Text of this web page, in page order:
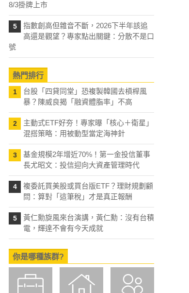
8/3掛牌上市
5
指數創高但雜音不斷，2026下半年該追
高還是觀望？專家點出關鍵：分散不是口
號
熱門排行
1
台股「四貸同堂」恐複製韓國去槓桿風
暴？陳威良揭「融資體脂率」不高
2
主動式ETF好夯！專家曝「核心＋衛星」
混搭策略：用被動型當定海神針
3
基金規模2年增近70%！第一金投信董事
長尤昭文：投信迎向大資產管理時代
4
複委託買美股或買台版ETF？理財規劃顧
問：算對「這筆稅」才是真正報酬
5
黃仁勳旋風來台演講，黃仁勳：沒有台積
電，輝達不會有今天成就
你是哪種族群?